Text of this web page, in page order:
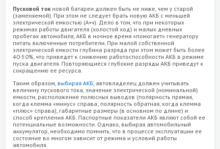
Пусковой ток новой батареи должен быть не ниже, чем у старой
(заменяемой). При этом не следует брать новую АКБ с меньшей
электрической емкостью (А•ч). Дело в том, что при некоторых
режимах работы двигателя (холостой ход) и малых дневных
пробегах автомобиля, АКБ в ночное время «помогает» генератору
питать включенные потребители. При малой собственной
электрической емкости глубина разряда при этом может быть более
40-50%, что приведет к снижению работоспособности АКБ в режиме
пуска двигателя. Повторяющиеся глубокие разряды АКБ приведут к
сокращению ее ресурса.
Таким образом, выбирая АКБ, автовладелец должен учитывать
величину пускового тока, значение электрической (номинальной)
емкости, расположение полюсных выводов (полярность прямая,
когда клемма «минус» справа; полярность обратная, когда клемма
«плюс» справа), габаритные размеры (в основном по длине) и
способ крепления АКБ. Паспортные показатели АКБ являют собой ее
потенциальные возможности. Однако, выбирая автомобильный
аккумулятор, необходимо помнить, что в процессе эксплуатации ее
состояние во многом зависит от режима и условий работы
автомобиля.